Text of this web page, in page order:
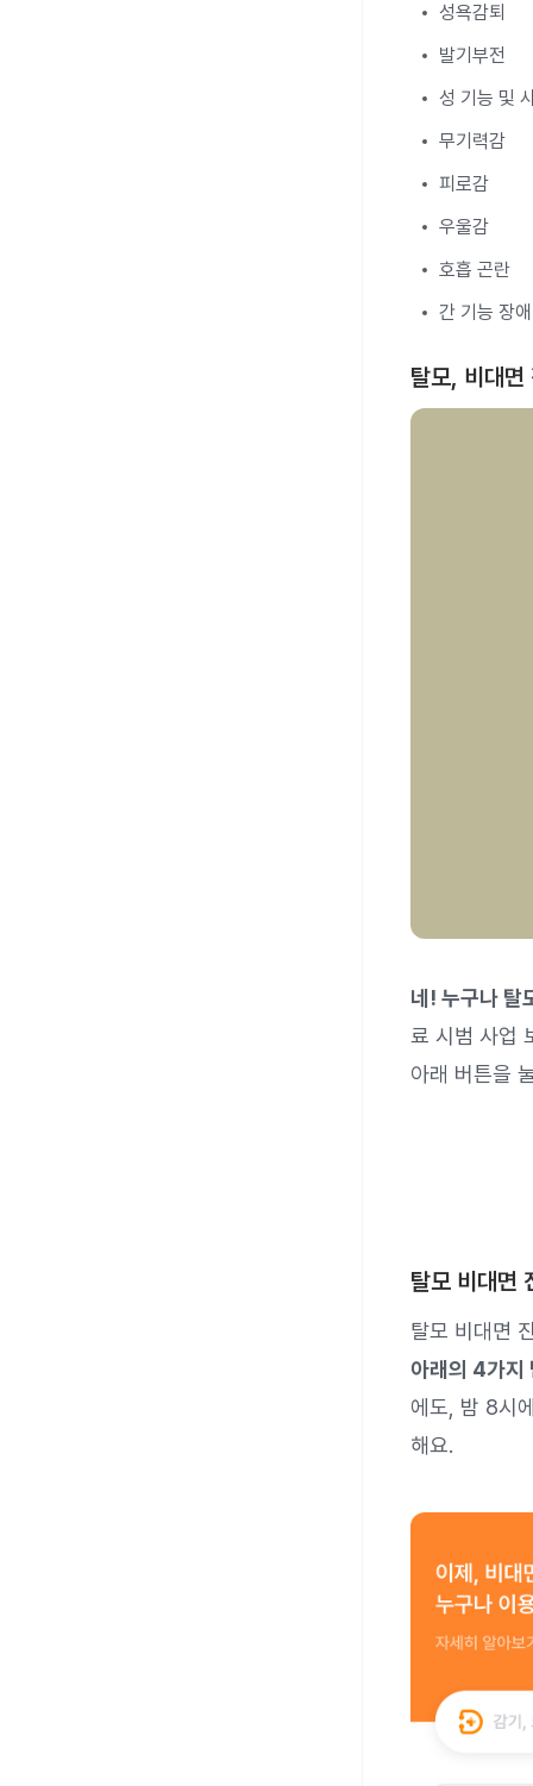
성욕감퇴
발기부전
성 기능 및
무기력감
피로감
우울감
호흡 곤란
간 기능 장애
탈모, 비대면
네! 누구나 탈
료 시범 사업
아래 버튼을
탈모 비대면
탈모 비대면
아래의 4가지
에도, 밤 8시
해요.